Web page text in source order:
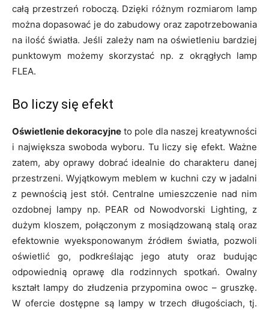
całą przestrzeń roboczą. Dzięki różnym rozmiarom lamp
można dopasować je do zabudowy oraz zapotrzebowania
na ilość światła. Jeśli zależy nam na oświetleniu bardziej
punktowym możemy skorzystać np. z okrągłych lamp
FLEA.
Bo liczy się efekt
Oświetlenie dekoracyjne to pole dla naszej kreatywności
i największa swoboda wyboru. Tu liczy się efekt. Ważne
zatem, aby oprawy dobrać idealnie do charakteru danej
przestrzeni. Wyjątkowym meblem w kuchni czy w jadalni
z pewnością jest stół. Centralne umieszczenie nad nim
ozdobnej lampy np. PEAR od Nowodvorski Lighting, z
dużym kloszem, połączonym z mosiądzowaną stalą oraz
efektownie wyeksponowanym źródłem światła, pozwoli
oświetlić go, podkreślając jego atuty oraz budując
odpowiednią oprawę dla rodzinnych spotkań. Owalny
kształt lampy do złudzenia przypomina owoc – gruszkę.
W ofercie dostępne są lampy w trzech długościach, tj.